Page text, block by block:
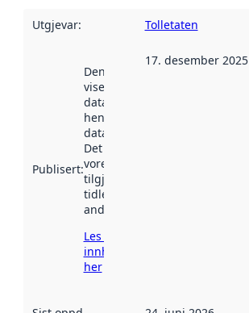
Utgjevar: Tolletaten
Publisert:
Denne datoen
viser når
datasettet vart
henta inn av
data.norge.no.
Det kan ha
vore
tilgjengeleg
tidlegare
andre stader.
Les meir om
innhenting
her
17. desember 2025